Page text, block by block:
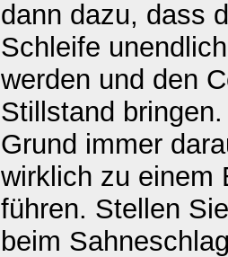
dann dazu, dass
Schleife
werden und den
Stillstand
Grund immer
wirklich zu einem
führen. Stellen
beim